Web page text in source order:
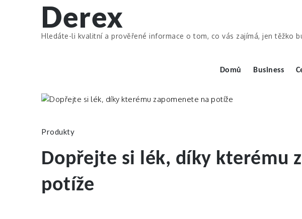
Derex
Hledáte-li kvalitní a prověřené informace o tom, co vás zajímá, jen těžko
Domů Business
Produkty
Dopřejte si lék, díky kterému
potíže